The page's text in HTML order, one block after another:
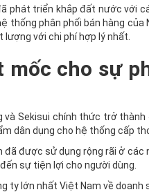
phát triển khắp đất nước với
thống phân phối bán hàng
với chi phí hợp lý nhất.
mốc cho sự
và Sekisui chính thức trở
dân dụng cho hệ thống cấp
đã được sử dụng rộng rãi ở
sự tiện lợi cho người dùng.
ty lớn nhất Việt Nam về